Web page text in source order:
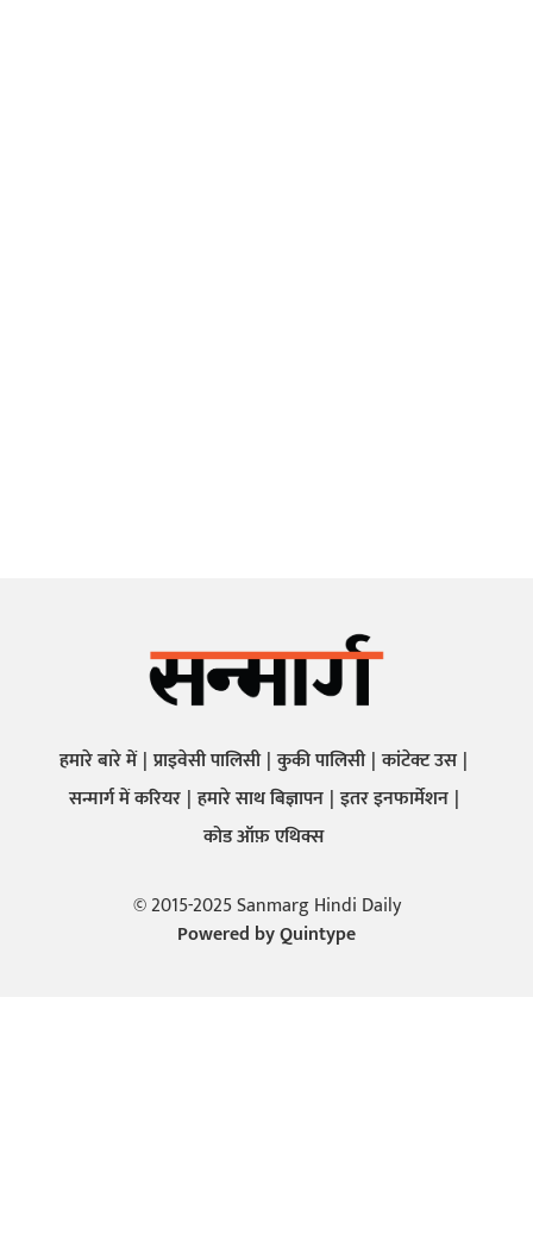
हमारे बारे में प्राइवेसी पालिसी कुकी पालिसी कांटेक्ट उस
सन्मार्ग में करियर हमारे साथ बिज्ञापन इतर इनफार्मेशन
कोड ऑफ़ एथिक्स
© 2015-2025 Sanmarg Hindi Daily
Powered byQuintype